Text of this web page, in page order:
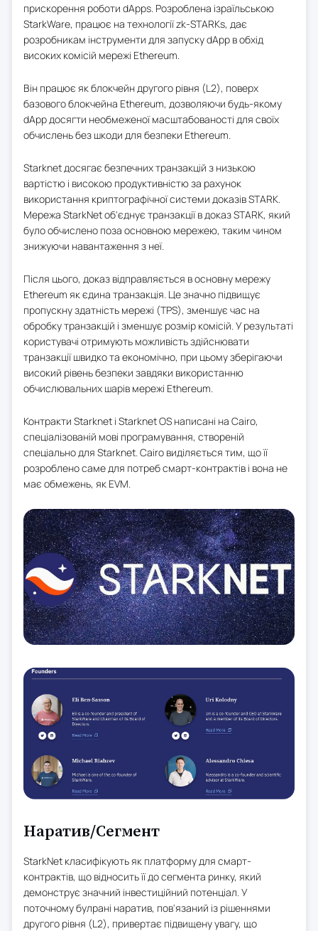
прискорення роботи dApps. Розроблена ізраїльською
StarkWare, працює на технології zk-STARKs, дає
розробникам інструменти для запуску dApp в обхід
високих комісій мережі Ethereum.
Він працює як блокчейн другого рівня (L2), поверх
базового блокчейна Ethereum, дозволяючи будь-якому
dApp досягти необмеженої масштабованості для своїх
обчислень без шкоди для безпеки Ethereum.
Starknet досягає безпечних транзакцій з низькою
вартістю і високою продуктивністю за рахунок
використання криптографічної системи доказів STARK.
Мережа StarkNet об'єднує транзакції в доказ STARK, який
було обчислено поза основною мережею, таким чином
знижуючи навантаження з неї.
Після цього, доказ відправляється в основну мережу
Ethereum як єдина транзакція. Це значно підвищує
пропускну здатність мережі (TPS), зменшує час на
обробку транзакцій і зменшує розмір комісій. У результаті
користувачі отримують можливість здійснювати
транзакції швидко та економічно, при цьому зберігаючи
високий рівень безпеки завдяки використанню
обчислювальних шарів мережі Ethereum.
Контракти Starknet і Starknet OS написані на Cairo,
спеціалізованій мові програмування, створеній
спеціально для Starknet. Cairo виділяється тим, що її
розроблено саме для потреб смарт-контрактів і вона не
має обмежень, як EVM.
Наратив/Сегмент
StarkNet класифікують як платформу для смарт-
контрактів, що відносить її до сегмента ринку, який
демонструє значний інвестиційний потенціал. У
поточному булрані наратив, пов'язаний із рішеннями
другого рівня (L2), привертає підвищену увагу, що